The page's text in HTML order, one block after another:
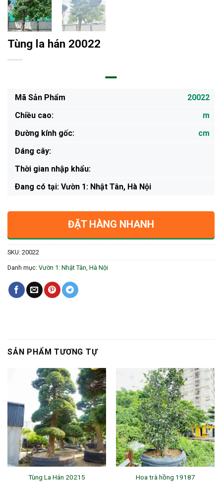
Tùng la hán 20022
Mã Sản Phẩm
20022
Chiều cao:
m
Đường kính gốc:
cm
Dáng cây:
Thời gian nhập khẩu:
Ðang có tại: Vườn 1: Nhật Tân, Hà Nội
ĐẶT HÀNG NHANH
SKU: 20022
Danh mục: Vườn 1: Nhật Tân, Hà Nội
SẢN PHẨM TƯƠNG TỰ
Tùng La Hán 20215 Hoa trà hồng 19187